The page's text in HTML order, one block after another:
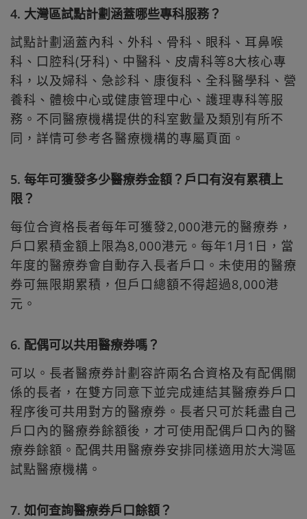
4. 大灣區試點計劃涵蓋哪些專科服務？
試點計劃涵蓋內科、外科、骨科、眼科、耳鼻喉
科、口腔科(牙科)、中醫科、皮膚科等8大核心專
科，以及婦科、急診科、康復科、全科醫學科、營
養科、體檢中心或健康管理中心、護理專科等服
務。不同醫療機構提供的科室數量及類別有所不
同，詳情可參考各醫療機構的專屬頁面。
5. 每年可獲發多少醫療券金額？戶口有沒有累積上
限？
每位合資格長者每年可獲發2,000港元的醫療券，
戶口累積金額上限為8,000港元。每年1月1日，當
年度的醫療券會自動存入長者戶口。未使用的醫療
券可無限期累積，但戶口總額不得超過8,000港
元。
6. 配偶可以共用醫療券嗎？
可以。長者醫療券計劃容許兩名合資格及有配偶關
係的長者，在雙方同意下並完成連結其醫療券戶口
程序後可共用對方的醫療券。長者只可於耗盡自己
戶口內的醫療券餘額後，才可使用配偶戶口內的醫
療券餘額。配偶共用醫療券安排同樣適用於大灣區
試點醫療機構。
7. 如何查詢醫療券戶口餘額？